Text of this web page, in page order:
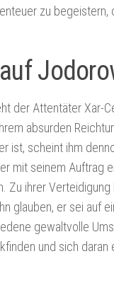
zu
der Attentäter Xar-
absurden
ist, scheint ihm
mit seinem Auftrag
Zu ihrer
glauben, er sei auf
gewaltvolle
und sich